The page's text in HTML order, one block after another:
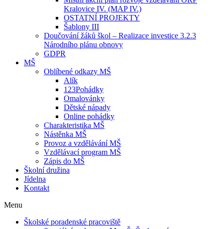
Kralovice IV. (MAP IV.)
OSTATNÍ PROJEKTY
Šablony III
Doučování žáků škol – Realizace investice 3.2.3
Národního plánu obnovy
GDPR
MŠ
Oblíbené odkazy MŠ
Alík
123Pohádky
Omalovánky
Dětské nápady
Online pohádky
Charakteristika MŠ
Nástěnka MŠ
Provoz a vzdělávání MŠ
Vzdělávací program MŠ
Zápis do MŠ
Školní družina
Jídelna
Kontakt
Menu
Školské poradenské pracoviště